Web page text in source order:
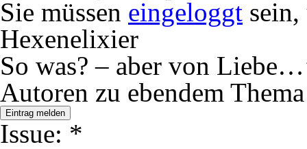
Sie müssen eingeloggt
Hexenelixier
So was? – aber von
Autoren zu ebendem Thema
Eintrag melden
Issue: *